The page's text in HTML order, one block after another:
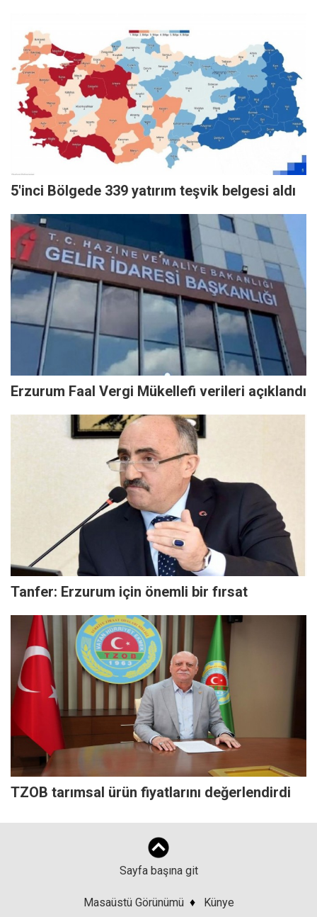
5'inci Bölgede 339 yatırım teşvik belgesi aldı
Erzurum Faal Vergi Mükellefi verileri açıklandı
Tanfer: Erzurum için önemli bir fırsat
TZOB tarımsal ürün fiyatlarını değerlendirdi
Sayfa başına git
Masaüstü Görünümü ♦ Künye